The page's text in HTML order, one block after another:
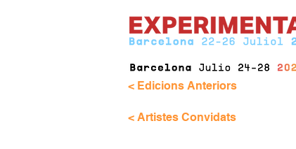
< Edicions Anteriors
< Artistes Convidats